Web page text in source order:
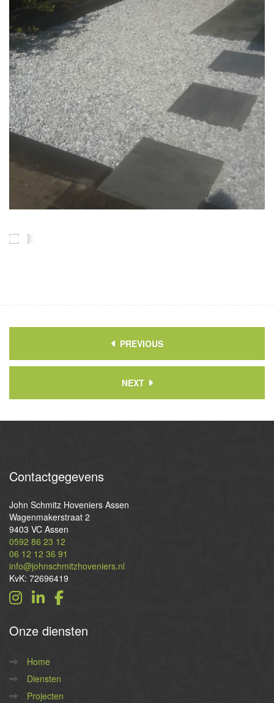
PREVIOUS
NEXT
Contactgegevens
John Schmitz Hoveniers Assen
Wagenmakerstraat 2
9403 VC Assen
0592 86 23 12
06 12 12 36 91
info@johnschmitzhoveniers.nl
KvK: 72696419
Onze diensten
Home
Diensten
Projecten